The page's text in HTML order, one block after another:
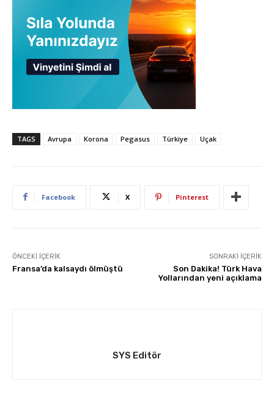
TAGS Avrupa Korona Pegasus Türkiye Uçak
Facebook X Pinterest
ÖNCEKI İÇERIK
Fransa’da kalsaydı ölmüştü
SONRAKI İÇERIK
Son Dakika! Türk Hava
Yollarından yeni açıklama
SYS Editör